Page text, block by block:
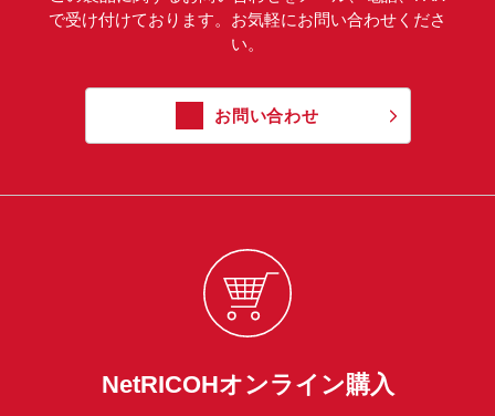
で受け付けております。お気軽にお問い合わせくださ
い。
お問い合わせ
NetRICOHオンライン購入